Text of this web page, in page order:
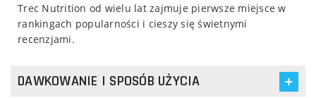
Trec Nutrition od wielu lat zajmuje pierwsze miejsce w
rankingach popularności i cieszy się świetnymi
recenzjami.
DAWKOWANIE I SPOSÓB UŻYCIA